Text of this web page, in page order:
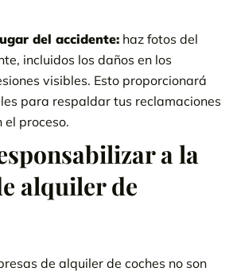
del accidente:haz fotos del
incluidos los daños en los
visibles. Esto proporcionará
para respaldar tus reclamaciones
el proceso.
a la
alquiler de
de alquiler de coches no son